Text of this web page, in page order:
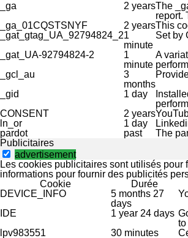
_ga
2 yearsThe
report.
_ga_01CQSTSNYF
2 yearsThis
_gat_gtag_UA_92794824_21
minute
Set by
_gat_UA-92794824-2
1
minute
A
_gcl_au
3
months
_gid
1 day
CONSENT
2 years
ln_or
1 day
pardot
past
The
Publicitaires
advertisement
Les cookies publicitaires sont utilisés
informations pour fournir des publicités
Cookie
Durée
DEVICE_INFO
5 months 27
days
IDE
1 year 24 days
to
lpv983551
30 minutes